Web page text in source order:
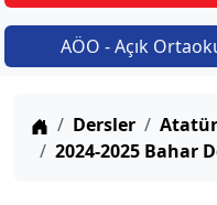
AÖO - Açık
Anasayfa
Dersler
2024-2025 Bahar